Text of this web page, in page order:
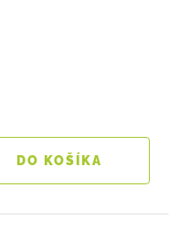
DO KOŠÍKA